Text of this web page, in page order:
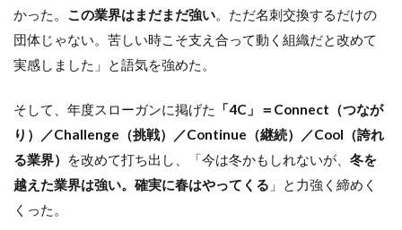
4.2
経営
プロ
ジェ
ト：
「現
場目
線」
で
人・
も
かった。 この業界はまだまだ強い。ただ名刺交換するだけの
団体じゃない。苦しい時こそ支え合って動く組織だと改めて
実感しました」と語気を強めた。
そして、年度スローガンに掲げた
「4C」＝Connect（つなが
り）／Challenge（挑戦）／Continue（継続）／Cool（誇れ
る業界）
を改めて打ち出し、「今は冬かもしれないが、 冬を
越えた業界は強い。確実に春はやってくる 」と力強く締めく
くった。